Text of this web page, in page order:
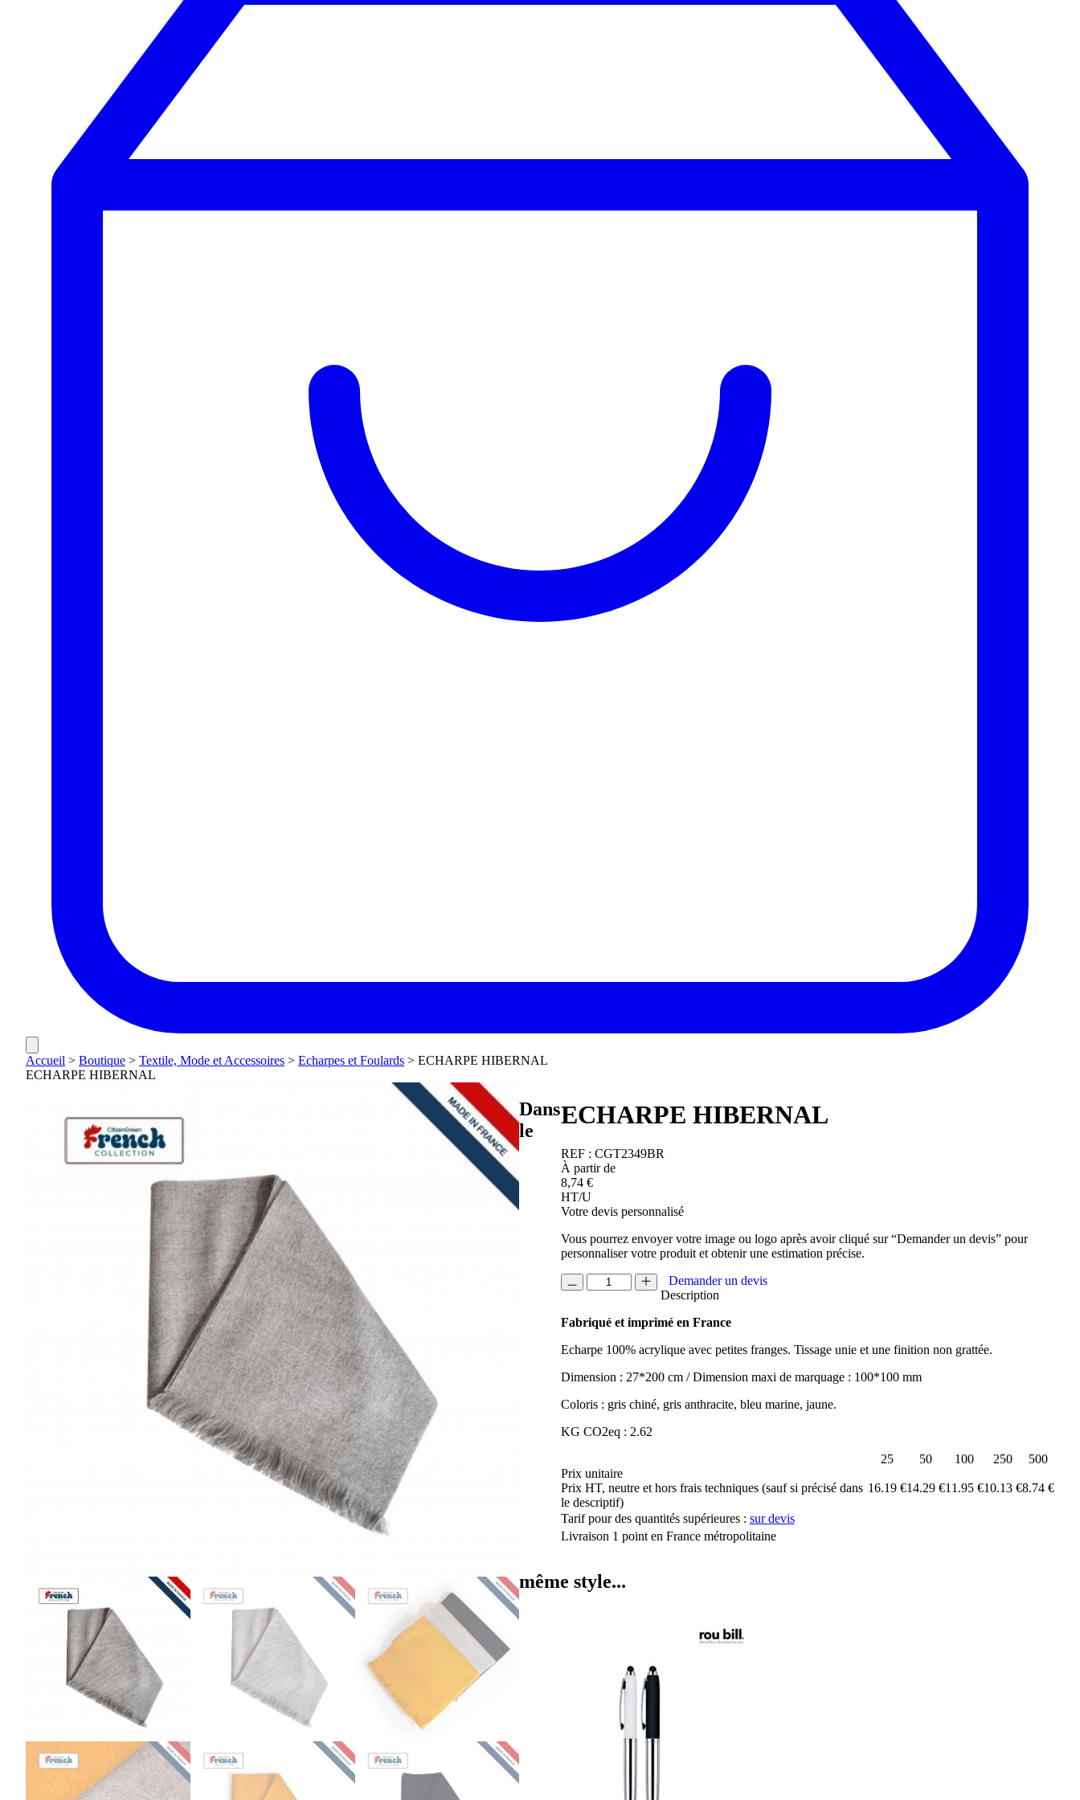
Accueil > Boutique > Textile, Mode et Accessoires > Echarpes et Foulards > ECHARPE HIBERNAL
ECHARPE HIBERNAL
ECHARPE HIBERNAL
REF : CGT2349BR
À partir de
8,74 €
HT/U
Votre devis personnalisé
Vous pourrez envoyer votre image ou logo après avoir cliqué sur “Demander un devis” pour
personnaliser votre produit et obtenir une estimation précise.
quantité
de
HIBERNAL
Demander un devis
Description
Fabriqué et imprimé en France
Echarpe 100% acrylique avec petites franges. Tissage unie et une finition non grattée.
Dimension : 27*200 cm / Dimension maxi de marquage : 100*100 mm
Coloris : gris chiné, gris anthracite, bleu marine, jaune.
KG CO2eq : 2.62
25
50 100 250
500
Prix unitaire
Prix HT, neutre et hors frais techniques (sauf si précisé dans
le descriptif)
16.19 €14.29 €11.95 €10.13 €8.74 €
Tarif pour des quantités supérieures : sur devis
Livraison 1 point en France métropolitaine
Dans
le
même style...